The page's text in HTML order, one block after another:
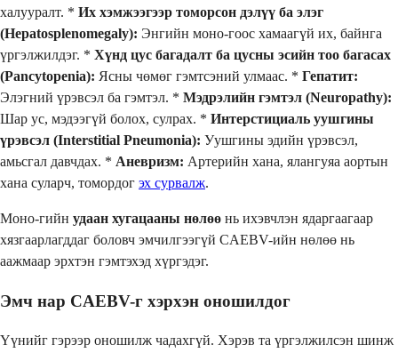
халууралт. * Их хэмжээгээр томорсон дэлүү ба элэг
(Hepatosplenomegaly): Энгийн моно-гоос хамаагүй их, байнга
үргэлжилдэг. * Хүнд цус багадалт ба цусны эсийн тоо багасах
(Pancytopenia): Ясны чөмөг гэмтсэний улмаас. * Гепатит:
Элэгний үрэвсэл ба гэмтэл. * Мэдрэлийн гэмтэл (Neuropathy):
Шар ус, мэдээгүй болох, сулрах. * Интерстициаль уушгины
үрэвсэл (Interstitial Pneumonia): Уушгины эдийн үрэвсэл,
амьсгал давчдах. * Аневризм: Артерийн хана, ялангуяа аортын
хана суларч, томордог эх сурвалж.
Моно-гийн удаан хугацааны нөлөө нь ихэвчлэн ядаргаагаар
хязгаарлагддаг боловч эмчилгээгүй CAEBV-ийн нөлөө нь
аажмаар эрхтэн гэмтэхэд хүргэдэг.
Эмч нар CAEBV-г хэрхэн оношилдог
Үүнийг гэрээр оношилж чадахгүй. Хэрэв та үргэлжилсэн шинж